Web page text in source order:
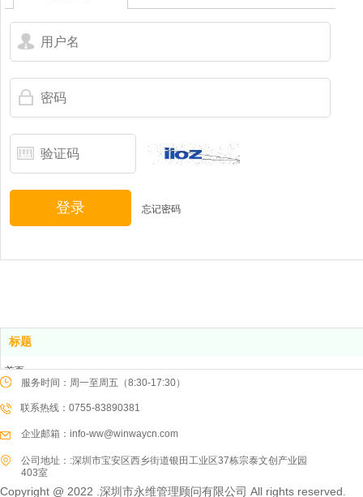
登录 忘记密码
标题
首页
产品中心
新闻资讯
热点方案
联系我们
服务时间：周一至周五（8:30-17:30）
联系热线：0755-83890381
企业邮箱：info-ww@winwaycn.com
公司地址：:深圳市宝安区西乡街道银田工业区37栋宗泰文创产业园
403室
Copyright @ 2022 .深圳市永维管理顾问有限公司 All rights reserved.